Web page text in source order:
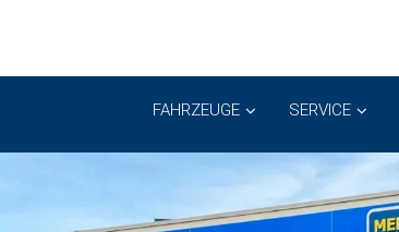
FAHRZEUGE SERVICE